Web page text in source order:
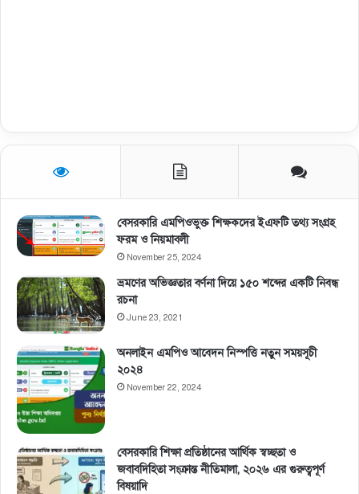
বেসরকারি এমপিওভুক্ত শিক্ষকদের ইএফটি তথ্য সংগ্রহ
ফরম ও নিয়মাবলী
November 25, 2024
ভ্রমণের অভিজ্ঞতার বর্ণনা দিয়ে ১৫০ শব্দের একটি নিবন্ধ
রচনা
June 23, 2021
অনলাইন এমপিও আবেদন নিস্পত্তি নতুন সময়সূচী
২০২৪
November 22, 2024
বেসরকারি শিক্ষা প্রতিষ্ঠানের আর্থিক স্বচ্ছতা ও
জবাবদিহিতা সংক্রান্ত নীতিমালা, ২০২৬ এর গুরুত্বপূর্ণ
বিষয়াদি